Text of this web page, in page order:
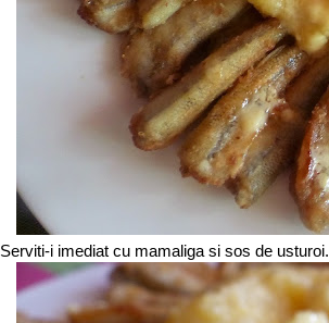
Serviti-i imediat cu mamaliga si sos de usturoi.